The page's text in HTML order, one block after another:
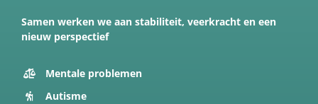
Samen werken we aan stabiliteit, veerkracht en een
nieuw perspectief
Mentale problemen
Autisme